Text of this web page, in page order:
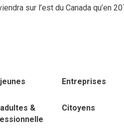
sur l’est du Canada qu’en
&
Entreprises
Citoyens